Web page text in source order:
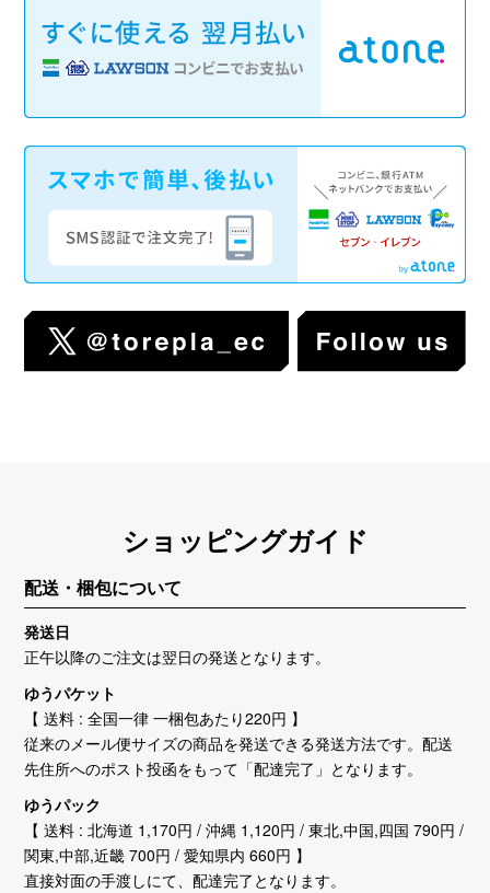
ショッピングガイド
配送・梱包について
発送日
正午以降のご注文は翌日の発送となります。
ゆうパケット
【 送料 : 全国一律 一梱包あたり220円 】
従来のメール便サイズの商品を発送できる発送方法です。配送
先住所へのポスト投函をもって「配達完了」となります。
ゆうパック
【 送料 : 北海道 1,170円 / 沖縄 1,120円 / 東北,中国,四国 790円 /
関東,中部,近畿 700円 / 愛知県内 660円 】
直接対面の手渡しにて、配達完了となります。